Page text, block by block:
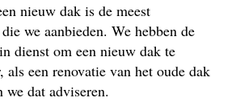
nieuw dak is de meest
we aanbieden. We hebben de
dienst om een nieuw dak te
als een renovatie van het oude dak
dat adviseren.